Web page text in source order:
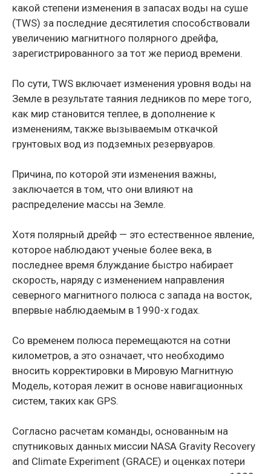
какой степени изменения в запасах воды на суше
(TWS) за последние десятилетия способствовали
увеличению магнитного полярного дрейфа,
зарегистрированного за тот же период времени.
По сути, TWS включает изменения уровня воды на
Земле в результате таяния ледников по мере того,
как мир становится теплее, в дополнение к
изменениям, также вызываемым откачкой
грунтовых вод из подземных резервуаров.
Причина, по которой эти изменения важны,
заключается в том, что они влияют на
распределение массы на Земле.
Хотя полярный дрейф — это естественное явление,
которое наблюдают ученые более века, в
последнее время блуждание быстро набирает
скорость, наряду с изменением направления
северного магнитного полюса с запада на восток,
впервые наблюдаемым в 1990-х годах.
Со временем полюса перемещаются на сотни
километров, а это означает, что необходимо
вносить корректировки в Мировую Магнитную
Модель, которая лежит в основе навигационных
систем, таких как GPS.
Согласно расчетам команды, основанным на
спутниковых данных миссии NASA Gravity Recovery
and Climate Experiment (GRACE) и оценках потери